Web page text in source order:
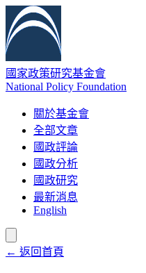
國家政策研究基金會
National Policy Foundation
關於基金會
全部文章
國政評論
國政分析
國政研究
最新消息
English
← 返回首頁